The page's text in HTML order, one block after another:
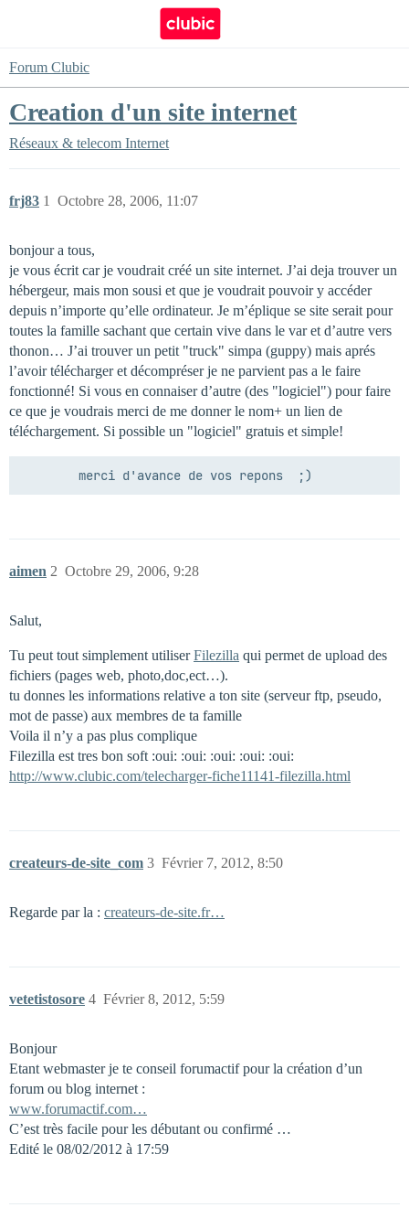
Forum Clubic
Creation d'un site internet
Réseaux & telecom Internet
frj83 Octobre 28, 2006, 11:07
1
bonjour a tous,
je vous écrit car je voudrait créé un site internet. J’ai deja trouver un
hébergeur, mais mon sousi et que je voudrait pouvoir y accéder
depuis n’importe qu’elle ordinateur. Je m’éplique se site serait pour
toutes la famille sachant que certain vive dans le var et d’autre vers
thonon… J’ai trouver un petit "truck" simpa (guppy) mais aprés
l’avoir télécharger et décompréser je ne parvient pas a le faire
fonctionné! Si vous en connaiser d’autre (des "logiciel") pour faire
ce que je voudrais merci de me donner le nom+ un lien de
téléchargement. Si possible un "logiciel" gratuis et simple!
aimen Octobre 29, 2006, 9:28
2
Salut,
Tu peut tout simplement utiliserFilezilla qui permet de upload des
fichiers (pages web, photo,doc,ect…).
tu donnes les informations relative a ton site (serveur ftp, pseudo,
mot de passe) aux membres de ta famille
Voila il n’y a pas plus complique
Filezilla est tres bon soft :oui: :oui: :oui: :oui: :oui:
http://www.clubic.com/telecharger-fiche11141-filezilla.html
createurs-de-site_com Février 7, 2012, 8:50
3
Regarde par la : createurs-de-site.fr…
vetetistosore Février 8, 2012, 5:59
4
Bonjour
Etant webmaster je te conseil forumactif pour la création d’un
forum ou blog internet :
www.forumactif.com…
C’est très facile pour les débutant ou confirmé …
Edité le 08/02/2012 à 17:59